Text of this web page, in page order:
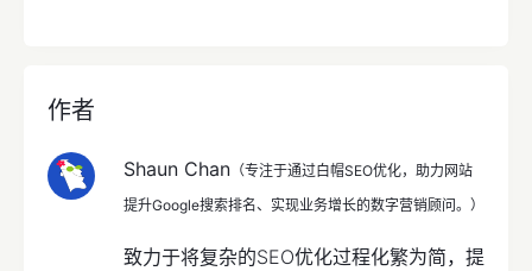
作者
Shaun Chan （专注于通过白帽SEO优化，助力网站
提升Google搜索排名、实现业务增长的数字营销顾问。）
致力于将复杂的SEO优化过程化繁为简，提